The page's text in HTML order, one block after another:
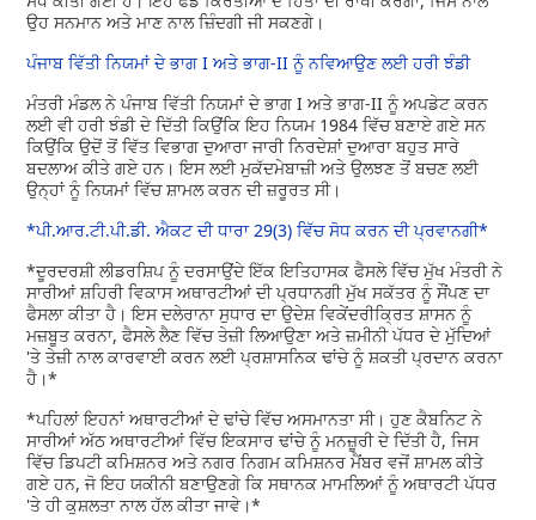
ਉਹ ਸਨਮਾਨ ਅਤੇ ਮਾਣ ਨਾਲ ਜ਼ਿੰਦਗੀ ਜੀ ਸਕਣਗੇ।
ਪੰਜਾਬ ਵਿੱਤੀ ਨਿਯਮਾਂ ਦੇ ਭਾਗ I ਅਤੇ ਭਾਗ-II ਨੂੰ ਨਵਿਆਉਣ ਲਈ ਹਰੀ ਝੰਡੀ
ਮੰਤਰੀ ਮੰਡਲ ਨੇ ਪੰਜਾਬ ਵਿੱਤੀ ਨਿਯਮਾਂ ਦੇ ਭਾਗ I ਅਤੇ ਭਾਗ-II ਨੂੰ ਅਪਡੇਟ ਕਰਨ
ਲਈ ਵੀ ਹਰੀ ਝੰਡੀ ਦੇ ਦਿੱਤੀ ਕਿਉਂਕਿ ਇਹ ਨਿਯਮ 1984 ਵਿੱਚ ਬਣਾਏ ਗਏ ਸਨ
ਕਿਉਂਕਿ ਉਦੋਂ ਤੋਂ ਵਿੱਤ ਵਿਭਾਗ ਦੁਆਰਾ ਜਾਰੀ ਨਿਰਦੇਸ਼ਾਂ ਦੁਆਰਾ ਬਹੁਤ ਸਾਰੇ
ਬਦਲਾਅ ਕੀਤੇ ਗਏ ਹਨ। ਇਸ ਲਈ ਮੁਕੱਦਮੇਬਾਜ਼ੀ ਅਤੇ ਉਲਝਣ ਤੋਂ ਬਚਣ ਲਈ
ਉਨ੍ਹਾਂ ਨੂੰ ਨਿਯਮਾਂ ਵਿੱਚ ਸ਼ਾਮਲ ਕਰਨ ਦੀ ਜ਼ਰੂਰਤ ਸੀ।
*ਪੀ.ਆਰ.ਟੀ.ਪੀ.ਡੀ. ਐਕਟ ਦੀ ਧਾਰਾ 29(3) ਵਿੱਚ ਸੋਧ ਕਰਨ ਦੀ ਪ੍ਰਵਾਨਗੀ*
*ਦੂਰਦਰਸ਼ੀ ਲੀਡਰਸ਼ਿਪ ਨੂੰ ਦਰਸਾਉਂਦੇ ਇੱਕ ਇਤਿਹਾਸਕ ਫੈਸਲੇ ਵਿੱਚ ਮੁੱਖ ਮੰਤਰੀ ਨੇ
ਸਾਰੀਆਂ ਸ਼ਹਿਰੀ ਵਿਕਾਸ ਅਥਾਰਟੀਆਂ ਦੀ ਪ੍ਰਧਾਨਗੀ ਮੁੱਖ ਸਕੱਤਰ ਨੂੰ ਸੌਂਪਣ ਦਾ
ਫੈਸਲਾ ਕੀਤਾ ਹੈ। ਇਸ ਦਲੇਰਾਨਾ ਸੁਧਾਰ ਦਾ ਉਦੇਸ਼ ਵਿਕੇਂਦਰੀਕ੍ਰਿਤ ਸ਼ਾਸਨ ਨੂੰ
ਮਜ਼ਬੂਤ ਕਰਨਾ, ਫੈਸਲੇ ਲੈਣ ਵਿੱਚ ਤੇਜ਼ੀ ਲਿਆਉਣਾ ਅਤੇ ਜ਼ਮੀਨੀ ਪੱਧਰ ਦੇ ਮੁੱਦਿਆਂ
'ਤੇ ਤੇਜ਼ੀ ਨਾਲ ਕਾਰਵਾਈ ਕਰਨ ਲਈ ਪ੍ਰਸ਼ਾਸਨਿਕ ਢਾਂਚੇ ਨੂੰ ਸ਼ਕਤੀ ਪ੍ਰਦਾਨ ਕਰਨਾ
ਹੈ।*
*ਪਹਿਲਾਂ ਇਹਨਾਂ ਅਥਾਰਟੀਆਂ ਦੇ ਢਾਂਚੇ ਵਿੱਚ ਅਸਮਾਨਤਾ ਸੀ। ਹੁਣ ਕੈਬਨਿਟ ਨੇ
ਸਾਰੀਆਂ ਅੱਠ ਅਥਾਰਟੀਆਂ ਵਿੱਚ ਇਕਸਾਰ ਢਾਂਚੇ ਨੂੰ ਮਨਜ਼ੂਰੀ ਦੇ ਦਿੱਤੀ ਹੈ, ਜਿਸ
ਵਿੱਚ ਡਿਪਟੀ ਕਮਿਸ਼ਨਰ ਅਤੇ ਨਗਰ ਨਿਗਮ ਕਮਿਸ਼ਨਰ ਮੈਂਬਰ ਵਜੋਂ ਸ਼ਾਮਲ ਕੀਤੇ
ਗਏ ਹਨ, ਜੋ ਇਹ ਯਕੀਨੀ ਬਣਾਉਣਗੇ ਕਿ ਸਥਾਨਕ ਮਾਮਲਿਆਂ ਨੂੰ ਅਥਾਰਟੀ ਪੱਧਰ
'ਤੇ ਹੀ ਕੁਸ਼ਲਤਾ ਨਾਲ ਹੱਲ ਕੀਤਾ ਜਾਵੇ।*